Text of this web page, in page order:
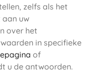
zelfs als het
uw
over het
in specifieke
of
u de antwoorden.